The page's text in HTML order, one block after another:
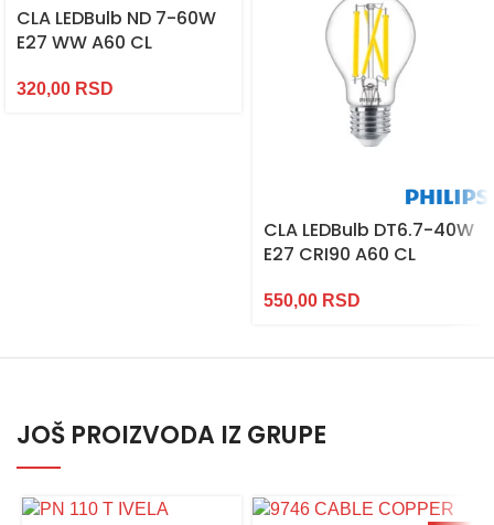
CLA LEDBulb ND 7-60W
E27 WW A60 CL
320,00 RSD
CLA LEDBulb DT6.7-40W
E27 CRI90 A60 CL
550,00 RSD
JOŠ PROIZVODA IZ GRUPE